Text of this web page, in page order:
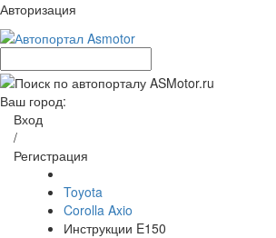
Авторизация
Ваш город:
Вход
/
Регистрация
Toyota
Corolla Axio
Инструкции E150